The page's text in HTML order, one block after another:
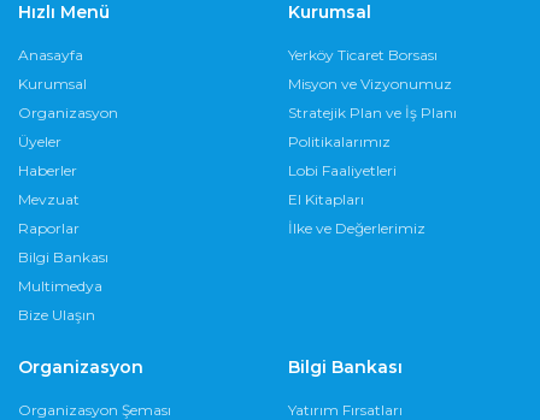
Hızlı Menü
Anasayfa
Kurumsal
Organizasyon
Üyeler
Haberler
Mevzuat
Raporlar
Bilgi Bankası
Multimedya
Bize Ulaşın
Kurumsal
Yerköy Ticaret Borsası
Misyon ve Vizyonumuz
Stratejik Plan ve İş Planı
Politikalarımız
Lobi Faaliyetleri
El Kitapları
İlke ve Değerlerimiz
Organizasyon
Organizasyon Şeması
Bilgi Bankası
Yatırım Fırsatları